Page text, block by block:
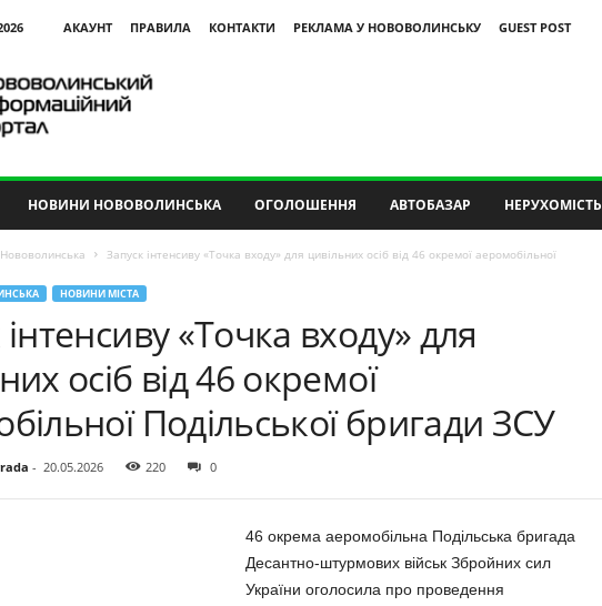
АКАУНТ ПРАВИЛА КОНТАКТИ РЕКЛАМА У НОВОВОЛИНСЬКУ
GUEST POST
НОВИНИ НОВОВОЛИНСЬКА ОГОЛОШЕННЯ АВТОБАЗАР НЕРУХОМІСТЬ
Запуск інтенсиву «Точка входу» для цивільних осіб від 46 окремої аеромобільної
НОВИНИ МІСТА
«Точка входу» для
осіб від 46 окремої
Подільської бригади ЗСУ
- 20.05.2026 220 0
46 окрема аеромобільна Подільська бригада
Десантно-штурмових військ Збройних сил
України оголосила про проведення